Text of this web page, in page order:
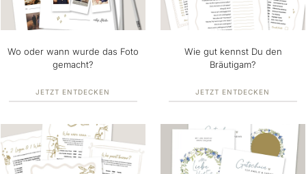
Wo oder wann wurde das Foto
gemacht?
JETZT ENTDECKEN
Wie gut kennst Du den
Bräutigam?
JETZT ENTDECKEN